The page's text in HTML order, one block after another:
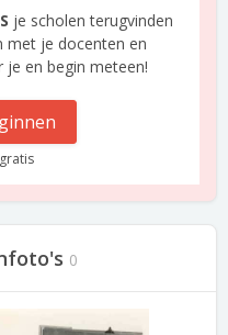
je scholen terugvinden
met je docenten en
je en begin meteen!
0